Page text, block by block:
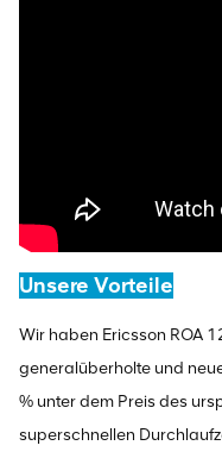
Unsere Vorteile
Wir haben Ericsson ROA
generalüberholte und
% unter dem Preis des
superschnellen